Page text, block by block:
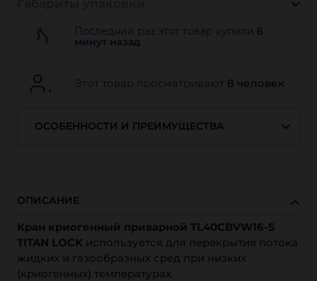
Последний раз этот товар купили 6
минут назад
Этот товар просматривают 8 человек
ОСОБЕННОСТИ И ПРЕИМУЩЕСТВА
ОПИСАНИЕ
Кран криогенный приварной TL40CBVW16-S
TITAN LOCK используется для перекрытия потока
жидких и газообразных сред при низких
(криогенных) температурах.